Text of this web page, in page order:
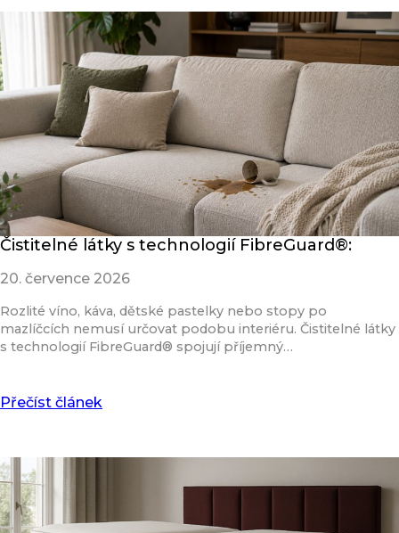
Čistitelné látky s technologií FibreGuard®:
20. července 2026
Rozlité víno, káva, dětské pastelky nebo stopy po
mazlíčcích nemusí určovat podobu interiéru. Čistitelné látky
s technologií FibreGuard® spojují příjemný…
Přečíst článek